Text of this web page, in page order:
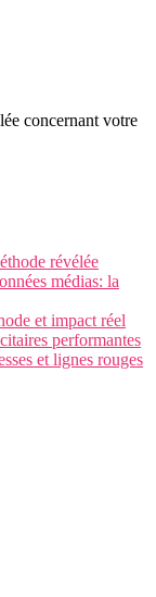
concernant votre
révélée
médias: la
et impact réel
performantes
et lignes rouges